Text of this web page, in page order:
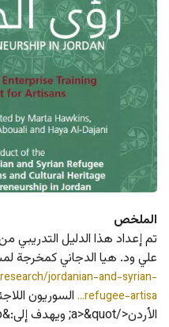
الملخص
تم إعداد هذا الدليل التدريبي
jordanian-and-syrian-
refugee-artisa… السوريون
الأردن</a>&quot; ويهدف إلى:&nbsp;